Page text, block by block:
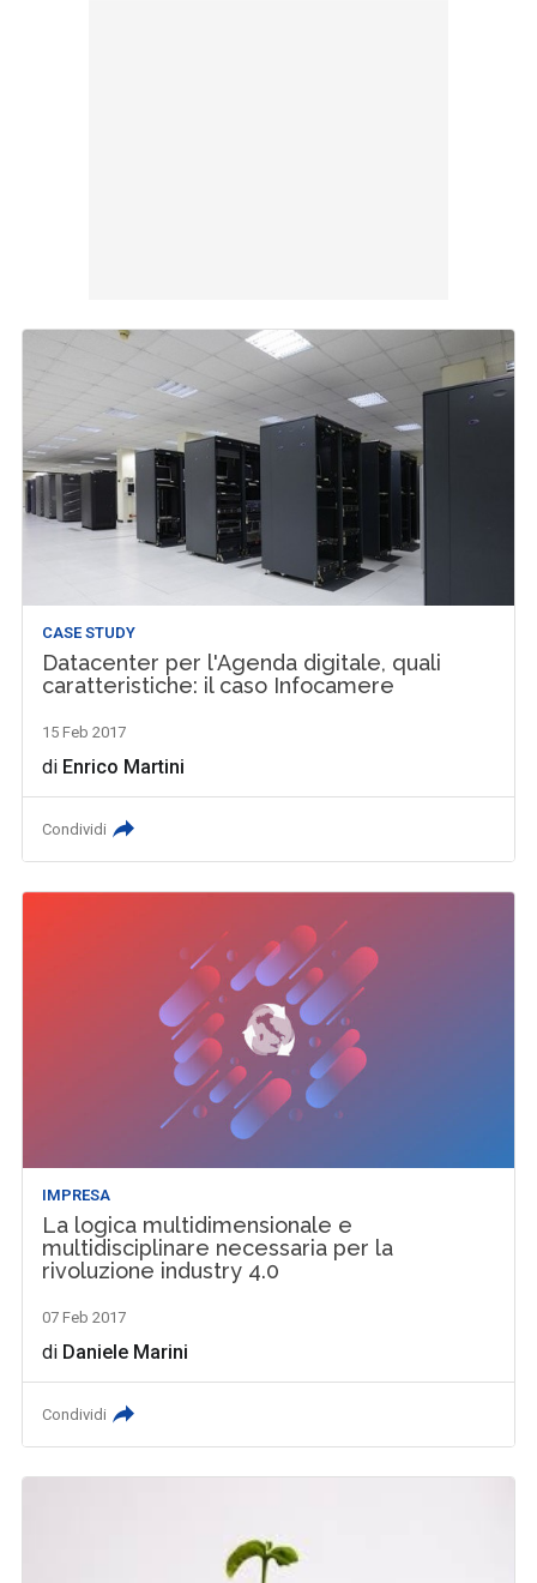
CASE STUDY
Datacenter per l'Agenda digitale, quali
caratteristiche: il caso Infocamere
15 Feb 2017
di Enrico Martini
Condividi
IMPRESA
La logica multidimensionale e
multidisciplinare necessaria per la
rivoluzione industry 4.0
07 Feb 2017
di Daniele Marini
Condividi